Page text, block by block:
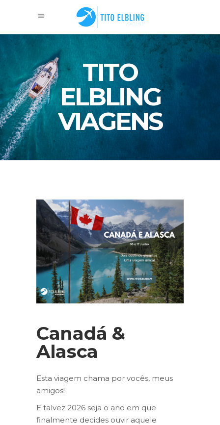
TITO
ELBLING
VIAGENS
Canadá &
Alasca
Esta viagem chama por vocês, meus
amigos!
E talvez 2026 seja o ano em que
finalmente decides ouvir aquele